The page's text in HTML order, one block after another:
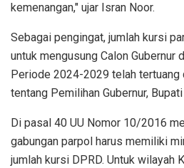
kemenangan," ujar Isran Noor.
Sebagai pengingat, jumlah kursi
untuk mengusung Calon Gubernur
Periode 2024-2029 telah
tentang Pemilihan Gubernur,
Di pasal 40 UU Nomor 10/2016
gabungan parpol harus memiliki
jumlah kursi DPRD. Untuk wilayah